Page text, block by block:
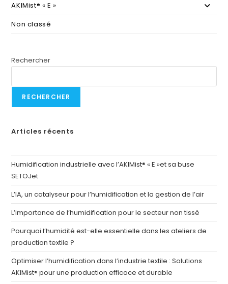
AKIMist® « E »
Non classé
Rechercher
RECHERCHER
Articles récents
Humidification industrielle avec l’AKIMist® « E »et sa buse
SETOJet
L’IA, un catalyseur pour l’humidification et la gestion de l’air
L’importance de l’humidification pour le secteur non tissé
Pourquoi l’humidité est-elle essentielle dans les ateliers de
production textile ?
Optimiser l’humidification dans l’industrie textile : Solutions
AKIMist® pour une production efficace et durable